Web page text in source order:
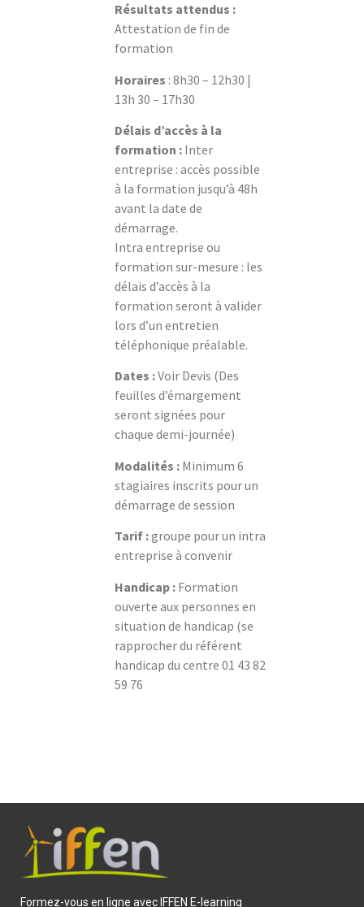
Résultats attendus :
Attestation de fin de
formation
Horaires : 8h30 – 12h30 |
13h 30 – 17h30
Délais d’accès à la
formation : Inter
entreprise : accès possible
à la formation jusqu’à 48h
avant la date de
démarrage.
Intra entreprise ou
formation sur-mesure : les
délais d’accès à la
formation seront à valider
lors d’un entretien
téléphonique préalable.
Dates :Voir Devis (Des
feuilles d’émargement
seront signées pour
chaque demi-journée)
Modalités : Minimum 6
stagiaires inscrits pour un
démarrage de session
Tarif :groupe pour un intra
entreprise à convenir
Handicap : Formation
ouverte aux personnes en
situation de handicap (se
rapprocher du référent
handicap du centre 01 43 82
59 76
Formez-vous en ligne avec IFFEN E-learning